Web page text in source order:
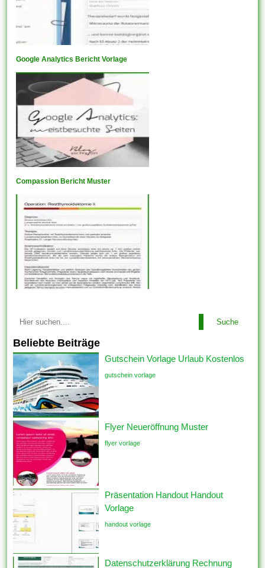
Google Analytics Bericht Vorlage
Compassion Bericht Muster
Suche
Beliebte Beiträge
Gutschein Vorlage Urlaub Kostenlos
gutschein vorlage
Flyer Neueröffnung Muster
flyer vorlage
Präsentation Handout Handout
Vorlage
handout vorlage
Datenschutzerklärung Rechnung